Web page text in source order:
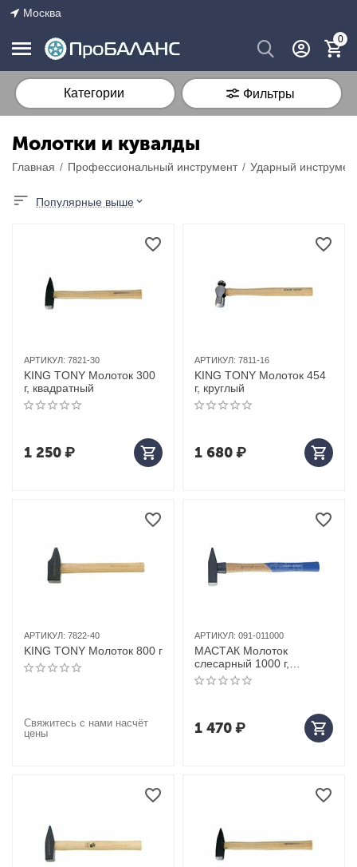
Москва
0
Категории Фильтры
Молотки и кувалды
Главная / Профессиональный инструмент / Ударный
Популярные выше
АРТИКУЛ: 7821-30
KING TONY Молоток 300
г, квадратный
1 250₽
АРТИКУЛ: 7811-16
KING TONY Молоток 454
г, круглый
1 680₽
АРТИКУЛ: 7822-40
KING TONY Молоток 800 г
Свяжитесь с нами насчёт
цены
АРТИКУЛ: 091-011000
МАСТАК Молоток
слесарный 1000 г,
защитное нейлоновое
кольцо
1 470₽